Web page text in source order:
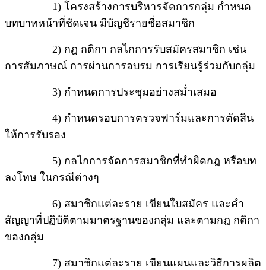
1) โครงสร้างการบริหารจัดการกลุ่ม กำหนด
บทบาทหน้าที่ชัดเจน มีบัญชีรายชื่อสมาชิก
2) กฎ กติกา กลไกการรับสมัครสมาชิก เช่น
การสัมภาษณ์ การผ่านการอบรม การเรียนรู้ร่วมกับกลุ่ม
3) กำหนดการประชุมอย่างสม่ำเสมอ
4) กำหนดรอบการตรวจฟาร์มและการตัดสิน
ให้การรับรอง
5) กลไกการจัดการสมาชิกที่ทำผิดกฎ หรือบท
ลงโทษ ในกรณีต่างๆ
6) สมาชิกแต่ละราย เขียนใบสมัคร และคำ
สัญญาที่ปฏิบัติตามมาตรฐานของกลุ่ม และตามกฎ กติกา
ของกลุ่ม
7) สมาชิกแต่ละราย เขียนแผนและวิธีการผลิต